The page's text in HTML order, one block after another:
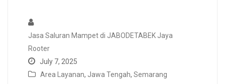
Jasa Saluran Mampet di JABODETABEK Jaya
Rooter
July 7, 2025
Area Layanan, Jawa Tengah, Semarang